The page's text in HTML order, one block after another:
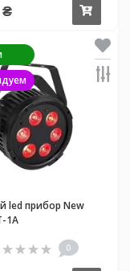
₴
led прибор New
1A
0